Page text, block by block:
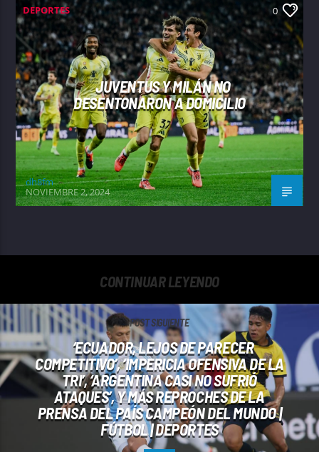
DEPORTES 0
JUVENTUS Y MILÁN NO
DESENTONARON A DOMICILIO
dh8fm
NOVIEMBRE 2, 2024
CONTINUAR LEYENDO
POST SIGUIENTE
‘ECUADOR, LEJOS DE PARECER
COMPETITIVO’, ‘IMPERICIA OFENSIVA DE LA
TRI’, ‘ARGENTINA CASI NO SUFRIÓ
ATAQUES’, Y MÁS REPROCHES DE LA
PRENSA DEL PAÍS CAMPEÓN DEL MUNDO |
FÚTBOL | DEPORTES